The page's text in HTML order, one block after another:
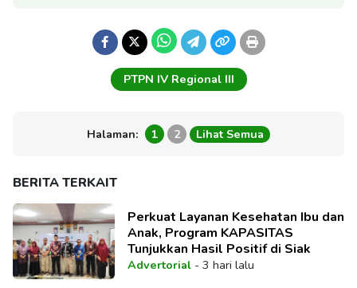
PTPN IV Regional III
Halaman: 1 2 Lihat Semua
BERITA TERKAIT
Perkuat Layanan Kesehatan Ibu dan
Anak, Program KAPASITAS
Tunjukkan Hasil Positif di Siak
Advertorial- 3 hari lalu